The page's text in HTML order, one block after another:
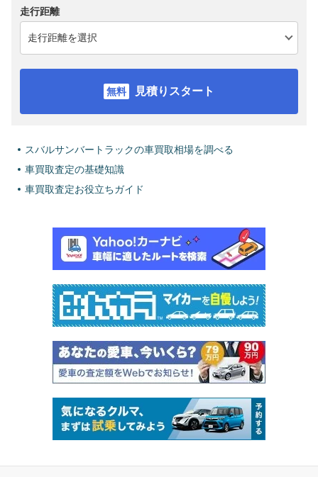
走行距離
見積りスタート
スバルサンバートラックの車買取相場を調べる
車買取査定の基礎知識
車買取査定お役立ちガイド